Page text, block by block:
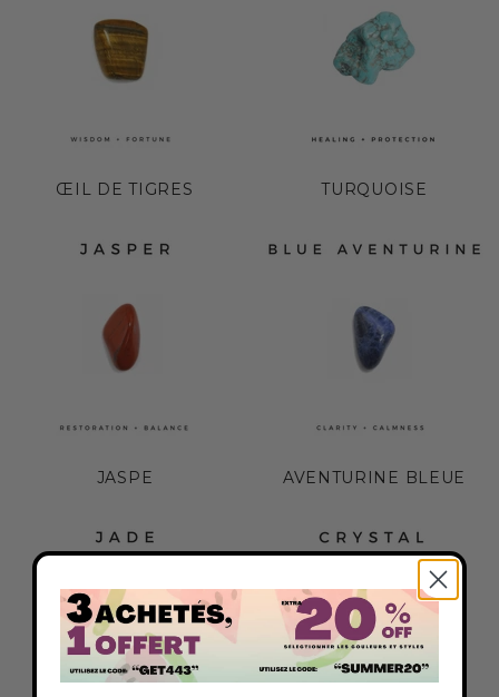
ŒIL DE TIGRES TURQUOISE
JASPE AVENTURINE BLEUE